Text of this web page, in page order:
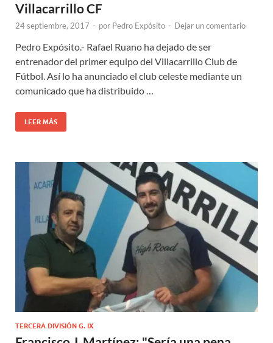
Villacarrillo CF
24 septiembre, 2017 - por Pedro Expósito - Dejar un comentario
Pedro Expósito.- Rafael Ruano ha dejado de ser
entrenador del primer equipo del Villacarrillo Club de
Fútbol. Así lo ha anunciado el club celeste mediante un
comunicado que ha distribuido …
LEER MÁS
TERCERA DIVISIÓN G. IX